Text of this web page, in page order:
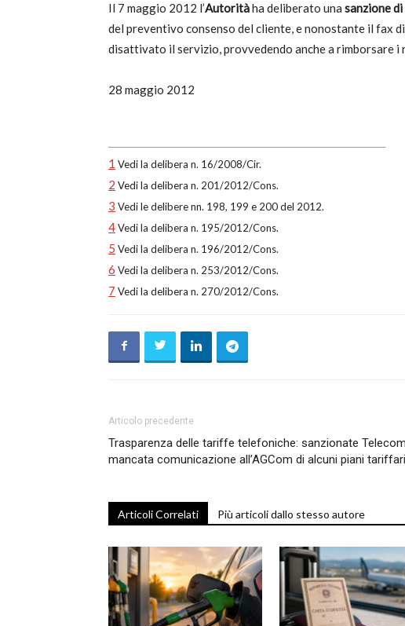
Il 7 maggio 2012 l’Autoritàha deliberato una sanzione
del preventivo consenso del cliente, e nonostante il fax
disattivato il servizio, provvedendo anche a rimborsare
28 maggio 2012
1 Vedi la delibera n. 16/2008/Cir.
2 Vedi la delibera n. 201/2012/Cons.
3 Vedi le delibere nn. 198, 199 e 200 del 2012.
4Vedi la delibera n. 195/2012/Cons.
5 Vedi la delibera n. 196/2012/Cons.
6 Vedi la delibera n. 253/2012/Cons.
7 Vedi la delibera n. 270/2012/Cons.
Articolo precedente
Trasparenza delle tariffe telefoniche: sanzionate
mancata comunicazione all’AGCom di alcuni piani tariffari
Articoli Correlati Più articoli dallo stesso autore